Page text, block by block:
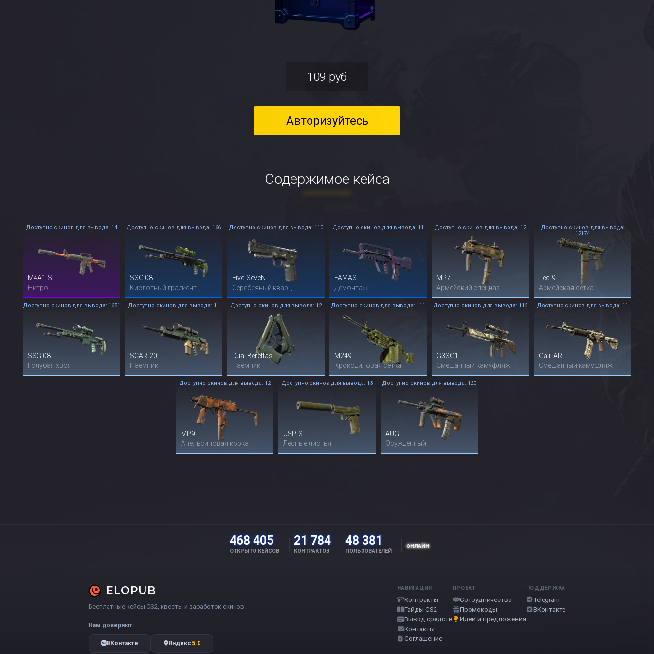
109 руб
Авторизуйтесь
Содержимое кейса
M4A1-S
Нитро
Доступно скинов для вывода: 14
SSG 08
Кислотный градиент
Доступно скинов для вывода: 166
Five-SeveN
Серебряный кварц
Доступно скинов для вывода: 110
FAMAS
Демонтаж
Доступно скинов для вывода: 11
MP7
Армейский спецназ
Доступно скинов для вывода: 12
Tec-9
Армейская сетка
Доступно скинов для вывода:
12174
SSG 08
Голубая хвоя
Доступно скинов для вывода: 1651
SCAR-20
Наемник
Доступно скинов для вывода: 11
Dual Berettas
Наемник
Доступно скинов для вывода: 12
M249
Крокодиловая сетка
Доступно скинов для вывода: 111
G3SG1
Смешанный камуфляж
Доступно скинов для вывода: 112
Galil AR
Смешанный камуфляж
Доступно скинов для вывода: 11
MP9
Апельсиновая корка
Доступно скинов для вывода: 12
USP-S
Лесные листья
Доступно скинов для вывода: 13
AUG
Осужденный
Доступно скинов для вывода: 120
468 405
ОТКРЫТО КЕЙСОВ
21 784
КОНТРАКТОВ
48 381
ПОЛЬЗОВАТЕЛЕЙ
ОНЛАЙН
ELOPUB
Бесплатные кейсы CS2, квесты и заработок скинов.
Нам доверяют:
ВКонтакте Яндекс 5.0
НАВИГАЦИЯ
Контракты
Гайды CS2
Вывод средств
Контакты
Соглашение
ПРОЕКТ
Сотрудничество
Промокоды
Идеи и предложения
ПОДДЕРЖКА
Telegram
ВКонтакте